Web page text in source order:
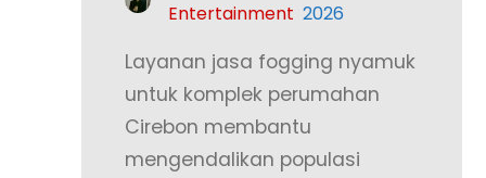
Entertainment 2026
Layanan jasa fogging nyamuk
untuk komplek perumahan
Cirebon membantu
mengendalikan populasi